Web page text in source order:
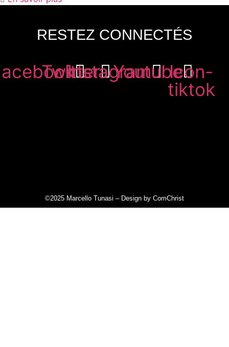
RESTEZ CONNECTÉS
Twitter
Instagram
YoutubeIcon-
tiktok
©2025 Marcello Tunasi – Design by ComChrist